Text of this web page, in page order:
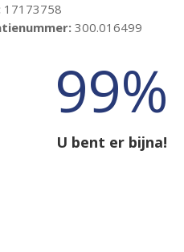
17173758
300.016499
99%
U bent er bijna!